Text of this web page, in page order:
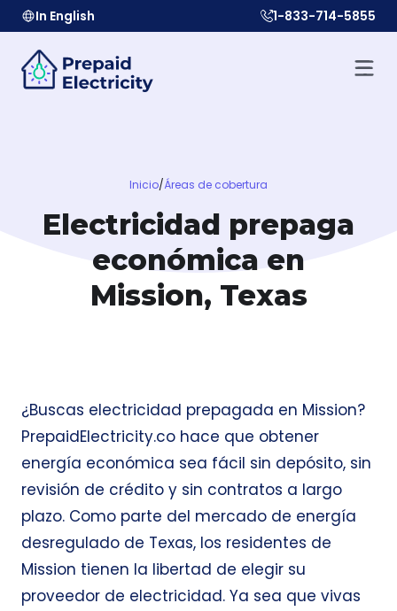
In English 1-833-714-5855
Inicio/Áreas de cobertura
Electricidad prepaga
económica en
Mission, Texas
¿Buscas electricidad prepagada en Mission?
PrepaidElectricity.co hace que obtener
energía económica sea fácil sin depósito, sin
revisión de crédito y sin contratos a largo
plazo. Como parte del mercado de energía
desregulado de Texas, los residentes de
Mission tienen la libertad de elegir su
proveedor de electricidad. Ya sea que vivas